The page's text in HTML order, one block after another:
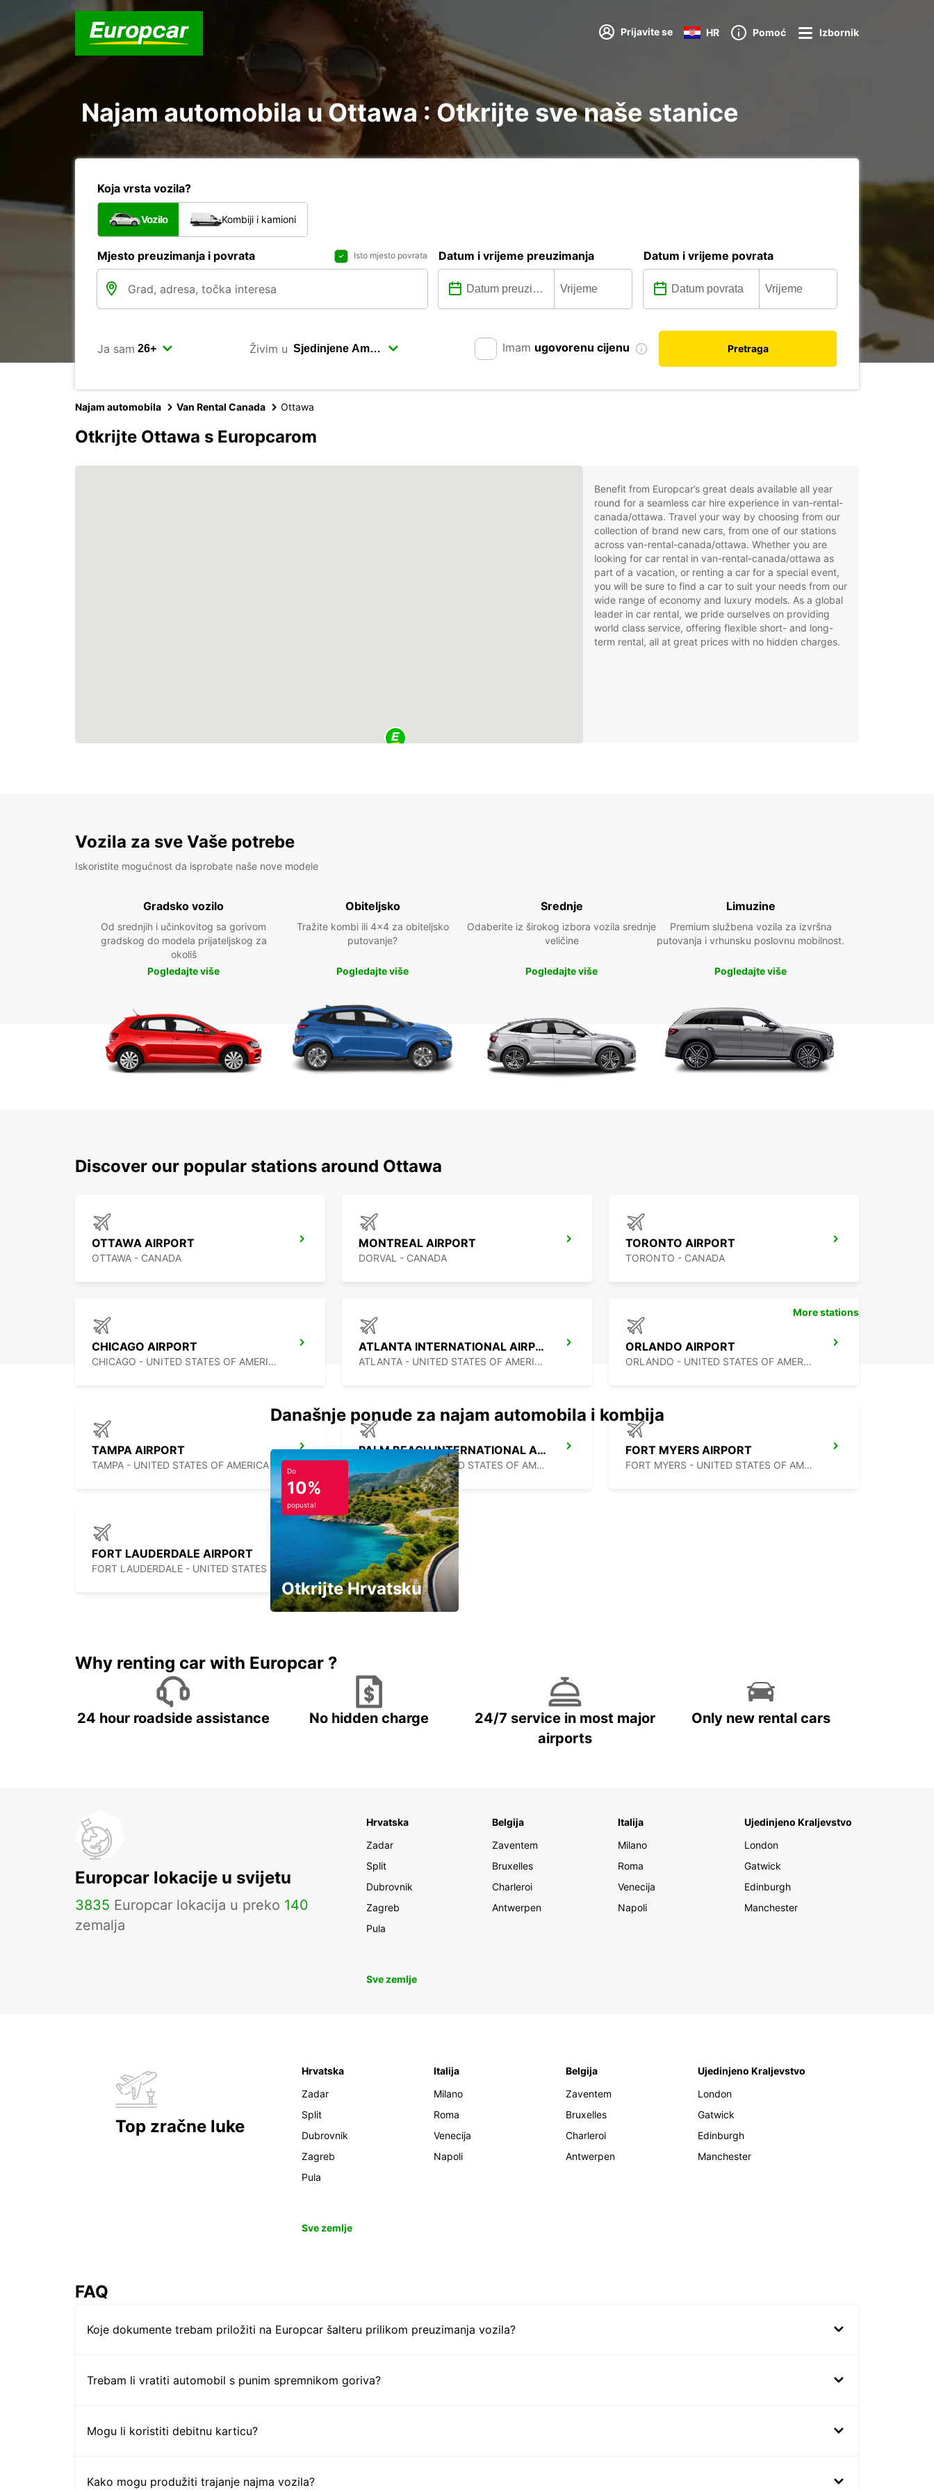
Prijavite se HR Pomoć Izbornik
Najam automobila u Ottawa : Otkrijte sve naše stanice
Koja vrsta vozila?
Vozilo Kombiji i kamioni
Mjesto preuzimanja i povrata Isto mjesto povrata Datum i vrijeme preuzimanja Datum i vrijeme povrata
Ja sam Živim u Imam ugovorenu cijenu Pretraga
Najam automobila Van Rental Canada Ottawa
Otkrijte Ottawa s Europcarom
Benefit from Europcar’s great deals available all year
round for a seamless car hire experience in van-rental-
canada/ottawa. Travel your way by choosing from our
collection of brand new cars, from one of our stations
across van-rental-canada/ottawa. Whether you are
looking for car rental in van-rental-canada/ottawa as
part of a vacation, or renting a car for a special event,
you will be sure to find a car to suit your needs from our
wide range of economy and luxury models. As a global
leader in car rental, we pride ourselves on providing
world class service, offering flexible short- and long-
term rental, all at great prices with no hidden charges.
Vozila za sve Vaše potrebe
Iskoristite mogućnost da isprobate naše nove modele
Gradsko vozilo
Od srednjih i učinkovitog sa gorivom
gradskog do modela prijateljskog za
okoliš
Pogledajte više
Obiteljsko
Tražite kombi ili 4x4 za obiteljsko
putovanje?
Pogledajte više
Srednje
Odaberite iz širokog izbora vozila srednje
veličine
Pogledajte više
Limuzine
Premium službena vozila za izvršna
putovanja i vrhunsku poslovnu mobilnost.
Pogledajte više
Discover our popular stations around Ottawa
OTTAWA AIRPORT
OTTAWA - CANADA
MONTREAL AIRPORT
DORVAL - CANADA
TORONTO AIRPORT
TORONTO - CANADA
CHICAGO AIRPORT
CHICAGO - UNITED STATES OF AMERICA
ATLANTA INTERNATIONAL AIRPORT
ATLANTA - UNITED STATES OF AMERICA
ORLANDO AIRPORT
ORLANDO - UNITED STATES OF AMERICA
TAMPA AIRPORT
TAMPA - UNITED STATES OF AMERICA
PALM BEACH INTERNATIONAL AIRPORT
PALM BEACH - UNITED STATES OF AMERICA
FORT MYERS AIRPORT
FORT MYERS - UNITED STATES OF AMERICA
FORT LAUDERDALE AIRPORT
More stations
Današnje ponude za najam automobila i kombija
Do
10%
popusta!
Otkrijte Hrvatsku
Why renting car with Europcar ?
24 hour roadside assistance No hidden charge
24/7 service in most major
airports
Only new rental cars
Europcar lokacije u svijetu
3835 Europcar lokacija u preko 140
zemalja
Hrvatska
Zadar
Split
Dubrovnik
Zagreb
Pula
Belgija
Zaventem
Bruxelles
Charleroi
Antwerpen
Italija
Milano
Roma
Venecija
Napoli
Ujedinjeno Kraljevstvo
London
Gatwick
Edinburgh
Manchester
Sve zemlje
Top zračne luke
Hrvatska
Zadar
Split
Dubrovnik
Zagreb
Pula
Italija
Milano
Roma
Venecija
Napoli
Belgija
Zaventem
Bruxelles
Charleroi
Antwerpen
Ujedinjeno Kraljevstvo
London
Gatwick
Edinburgh
Manchester
Sve zemlje
FAQ
Koje dokumente trebam priložiti na Europcar šalteru prilikom preuzimanja vozila?
Trebam li vratiti automobil s punim spremnikom goriva?
Mogu li koristiti debitnu karticu?
Kako mogu produžiti trajanje najma vozila?